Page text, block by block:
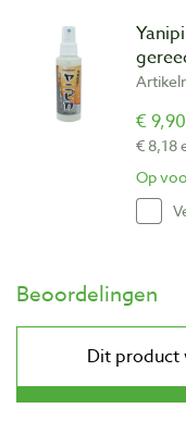
€
€ 8,18
Op
Beoordelingen